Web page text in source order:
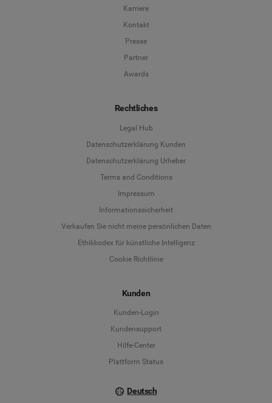
Karriere
Kontakt
Presse
Partner
Awards
Rechtliches
Legal Hub
Datenschutzerklärung Kunden
Datenschutzerklärung Urheber
Terms and Conditions
Impressum
Informationssicherheit
Verkaufen Sie nicht meine persönlichen Daten
Ethikkodex für künstliche Intelligenz
Cookie Richtlinie
Kunden
Kunden-Login
Kundensupport
Hilfe-Center
Plattform Status
Deutsch
Deutsch
English